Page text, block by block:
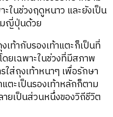
ในช่วงฤดูหนาว และยังเป็น
ญี่ปุ่นด้วย
เท้ากับรองเท้าแตะก็เป็นที่
ยเฉพาะในช่วงที่มีสภาพ
ใส่ถุงเท้าหนาๆ เพื่อรักษา
ตะเป็นรองเท้าหลักก็ตาม
ายเป็นส่วนหนึ่งของวิถีชีวิต